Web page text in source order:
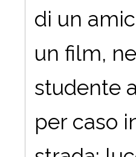
di un
un film,
studente
per caso